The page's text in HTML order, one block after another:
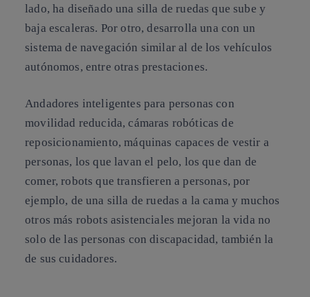
lado, ha diseñado una silla de ruedas que sube y
baja escaleras. Por otro, desarrolla una con un
sistema de navegación similar al de los vehículos
autónomos, entre otras prestaciones.
Andadores inteligentes para personas con
movilidad reducida, cámaras robóticas de
reposicionamiento, máquinas capaces de vestir a
personas, los que lavan el pelo, los que dan de
comer, robots que transfieren a personas, por
ejemplo, de una silla de ruedas a la cama y muchos
otros más robots asistenciales mejoran la vida no
solo de las personas con discapacidad, también la
de sus cuidadores.